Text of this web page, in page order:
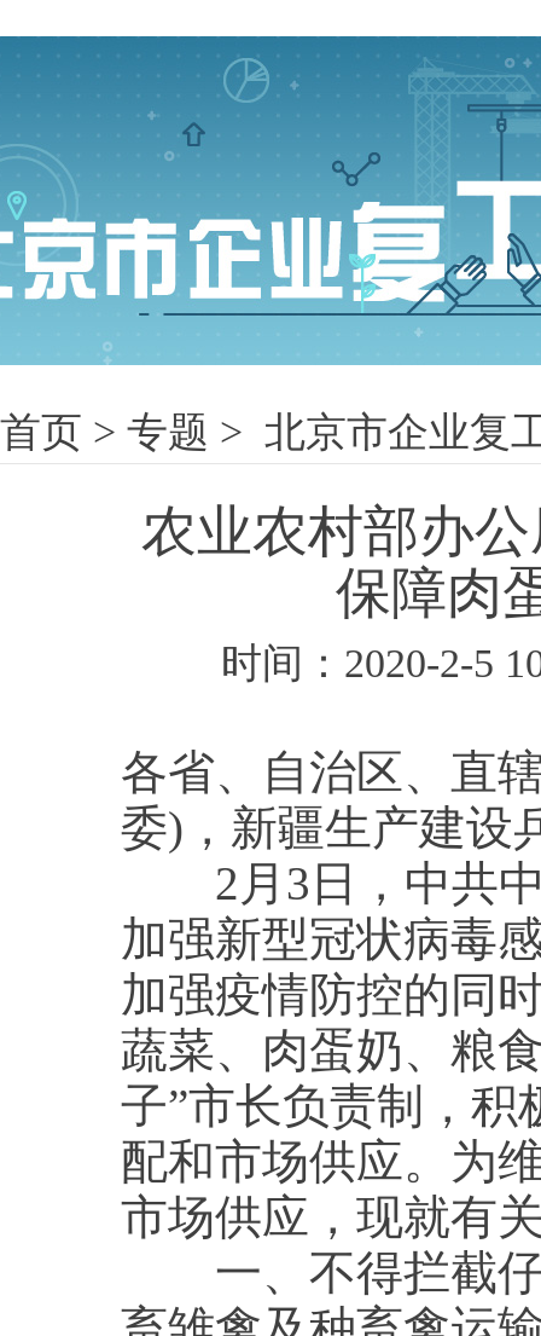
首页 > 专题 > 北京市企业复
农业农村部办
保障肉
时间：2020-2-5
各省、自治区、直
委)，新疆生产建设
2月3日，中共中
加强新型冠状病毒
加强疫情防控的同
蔬菜、肉蛋奶、粮
子”市长负责制，
配和市场供应。为
市场供应，现就有
一、不得拦截仔